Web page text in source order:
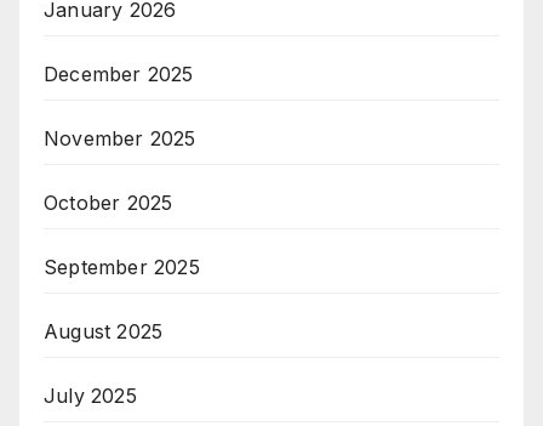
January 2026
December 2025
November 2025
October 2025
September 2025
August 2025
July 2025